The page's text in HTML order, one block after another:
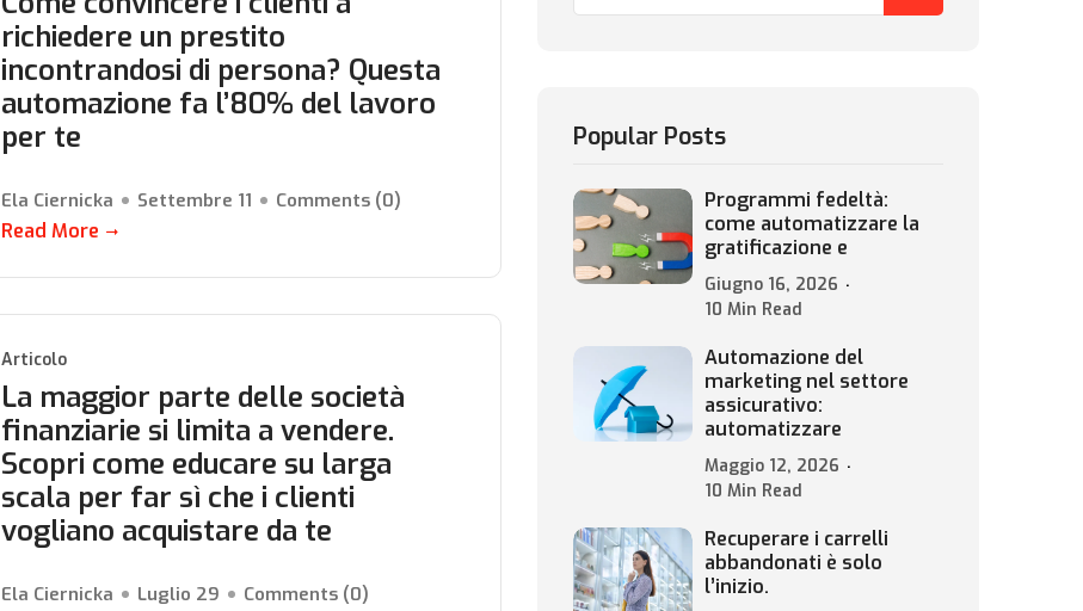
richiedere un prestito
incontrandosi di persona? Questa
automazione fa l’80% del lavoro
per te
Ela Ciernicka Settembre 11 Comments (0)
Read More
Articolo
La maggior parte delle società
finanziarie si limita a vendere.
Scopri come educare su larga
scala per far sì che i clienti
vogliano acquistare da te
Ela Ciernicka Luglio 29 Comments (0)
Popular Posts
Programmi fedeltà:
come automatizzare la
gratificazione e
Giugno 16, 2026
10 Min Read
Automazione del
marketing nel settore
assicurativo:
automatizzare
Maggio 12, 2026
10 Min Read
Recuperare i carrelli
abbandonati è solo
l’inizio.